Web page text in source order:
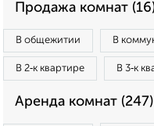
Продажа комнат
В общежитии В
В 2‑к квартире В 3‑к
Аренда комнат (247)